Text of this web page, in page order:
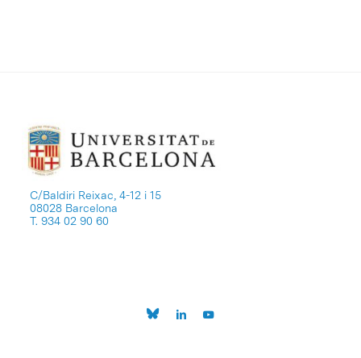
C/Baldiri Reixac, 4-12 i 15
08028 Barcelona
T. 934 02 90 60